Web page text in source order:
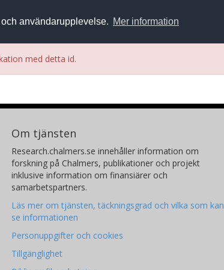
användarupplevelse. Mer information
med detta id.
Om tjänsten
Research.chalmers.se innehåller information om
forskning på Chalmers, publikationer och projekt
inklusive information om finansiärer och
samarbetspartners.
Läs mer om tjänsten, täckningsgrad och vilka som kan
se informationen
Personuppgifter och cookies
Tillgänglighet